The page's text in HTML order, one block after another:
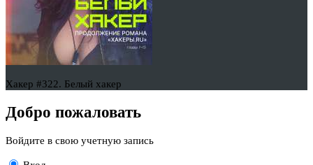
Хакер #322. Белый хакер
Добро пожаловать
Войдите в свою учетную запись